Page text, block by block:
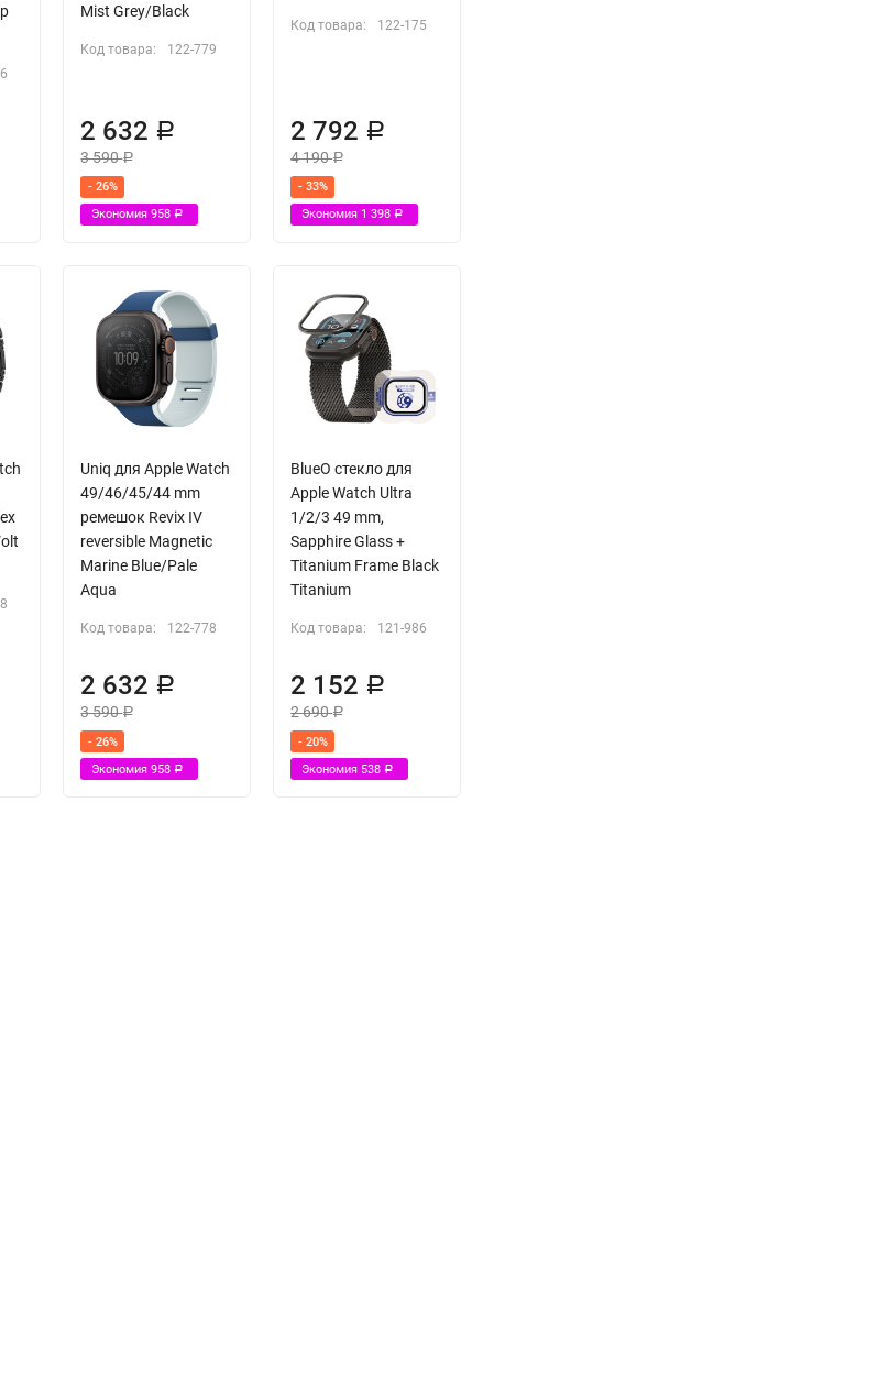
Mist Grey/Black
Код товара: 122-779
2 632 Р
3 590Р
- 26%
Экономия958Р
Код товара: 122-175
2 792 Р
4 190Р
- 33%
Экономия 1 398Р
Uniq для Apple Watch
49/46/45/44 mm
ремешок Revix IV
reversible Magnetic
Marine Blue/Pale
Aqua
Код товара: 122-778
2 632 Р
3 590Р
- 26%
Экономия958Р
BlueO стекло для
Apple Watch Ultra
1/2/3 49 mm,
Sapphire Glass +
Titanium Frame Black
Titanium
Код товара: 121-986
2 152 Р
2 690Р
- 20%
Экономия 538Р